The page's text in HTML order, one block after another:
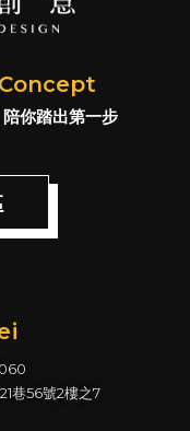
你踏出第一步
巷56號2樓之7